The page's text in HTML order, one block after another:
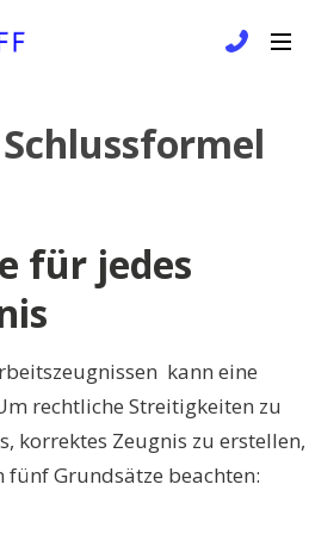
Schlussformel
für jedes
kann eine
rechtliche Streitigkeiten zu
korrektes Zeugnis zu erstellen,
fünf Grundsätze beachten: